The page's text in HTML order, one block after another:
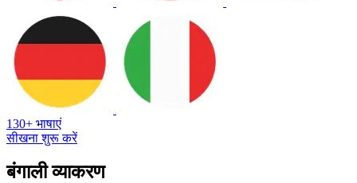
130+ भाषाएं
सीखना शुरू करें
बंगाली व्याकरण